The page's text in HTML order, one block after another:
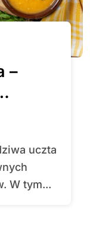
–
W tym...